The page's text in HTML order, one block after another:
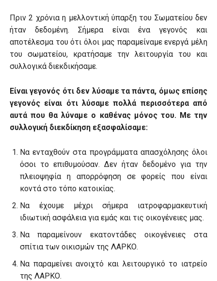
Πριν 2 χρόνια η μελλοντική ύπαρξη του Σωματείου δεν
ήταν δεδομένη. Σήμερα είναι ένα γεγονός και
αποτέλεσμα του ότι όλοι μας παραμείναμε ενεργά μέλη
του σωματείου, κρατήσαμε την λειτουργία του και
συλλογικά διεκδικήσαμε.
Είναι γεγονός ότι δεν λύσαμε τα πάντα, όμως επίσης
γεγονός είναι ότι λύσαμε πολλά περισσότερα από
αυτά που θα λύναμε ο καθένας μόνος του. Με την
συλλογική διεκδίκηση εξασφαλίσαμε:
Να ενταχθούν στα προγράμματα απασχόλησης όλοι
όσοι το επιθυμούσαν. Δεν ήταν δεδομένο για την
πλειοψηφία η απορρόφηση σε φορείς που είναι
κοντά στο τόπο κατοικίας.
Να έχουμε μέχρι σήμερα ιατροφαρμακευτική
ιδιωτική ασφάλεια για εμάς και τις οικογένειες μας.
Να παραμείνουν εκατοντάδες οικογένειες στα
σπίτια των οικισμών της ΛΑΡΚΟ.
Να παραμείνει ανοιχτό και λειτουργικό το ιατρείο
της ΛΑΡΚΟ.